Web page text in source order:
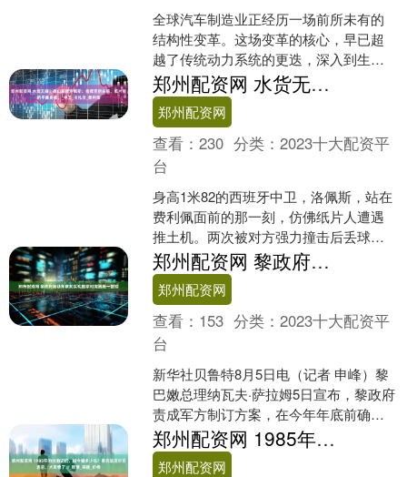
全球汽车制造业正经历一场前所未有的
结构性变革。这场变革的核心，早已超
越了传统动力系统的更迭，深入到生产
理念、工艺流程和供应链体系的每一个
细胞。曾经以大规模、标准....
郑州配资网 水货无疑！泰山新援洛佩斯：指挥官的头脑，纸片般的平庸身板。_中卫_卡扎尔_费利佩
郑州配资网
查看：230 分类：2023十大配资平
台
身高1米82的西班牙中卫，洛佩斯，站在
费利佩面前的那一刻，仿佛纸片人遭遇
推土机。两次被对方强力撞击后丢球的
场面，成为了中超第19轮最为惨烈的“教
学片”。 比赛地....
郑州配资网 黎政府推动年底前实现国家对武器统一管控
郑州配资网
查看： 153 分类：2023十大配资平
台
新华社贝鲁特8月5日电（记者 申峰）黎
巴嫩总理纳瓦夫·萨拉姆5日宣布，黎政府
责成军方制订方案，在今年年底前确保
将所有武器收归国家管控。 据黎巴嫩国
家通讯社报道，....
郑州配资网 1985年的拉面记忆，如今值多少钱？看完饭店价目表后，大家懵了！_粮票_碗面_价格
郑州配资网